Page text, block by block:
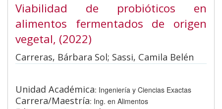
Viabilidad de probióticos en
alimentos fermentados de origen
vegetal, (2022)
Carreras, Bárbara Sol; Sassi, Camila Belén
Unidad Académica: Ingeniería y Ciencias Exactas
Carrera/Maestría: Ing. en Alimentos